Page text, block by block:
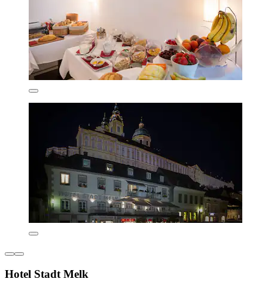
Hotel Stadt Melk